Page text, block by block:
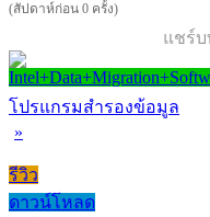
(สัปดาห์ก่อน 0 ครั้ง)
แชร์
โปรแกรมสำรองข้อมูล
»
รีวิว
ดาวน์โหลด